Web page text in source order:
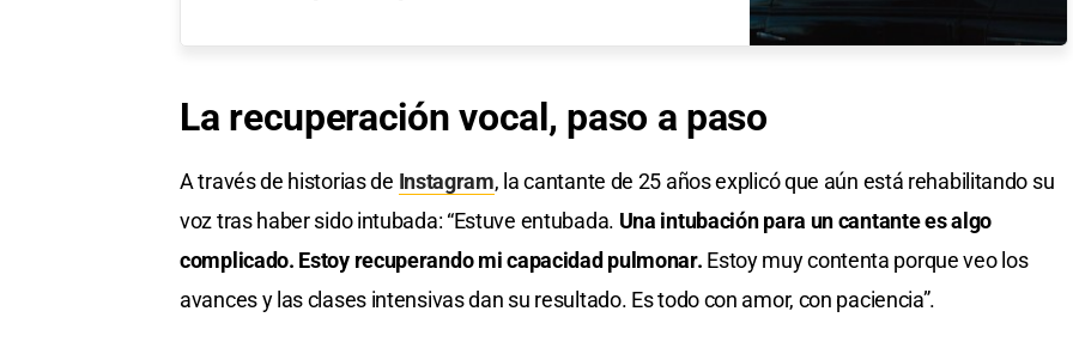
La recuperación vocal, paso a paso
A través de historias de Instagram, la cantante de 25 años explicó que aún está rehabilitando su
voz tras haber sido intubada: “Estuve entubada. Una intubación para un cantante es algo
complicado. Estoy recuperando mi capacidad pulmonar. Estoy muy contenta porque veo los
avances y las clases intensivas dan su resultado. Es todo con amor, con paciencia”.